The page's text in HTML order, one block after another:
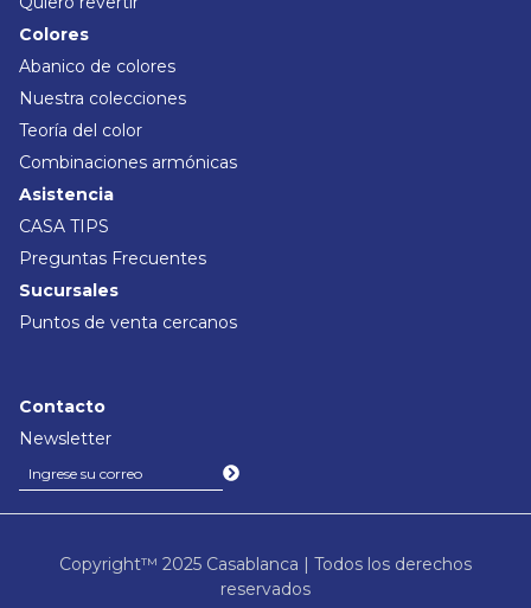
Colores
Abanico de colores
Nuestra colecciones
Teoría del color
Combinaciones armónicas
Asistencia
CASA TIPS
Preguntas Frecuentes
Sucursales
Puntos de venta cercanos
Contacto
Newsletter
Copyright™ 2025 Casablanca | Todos los derechos
reservados